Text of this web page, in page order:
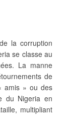
la corruption
se classe au
La manne
de
amis » ou des
du Nigeria en
multipliant